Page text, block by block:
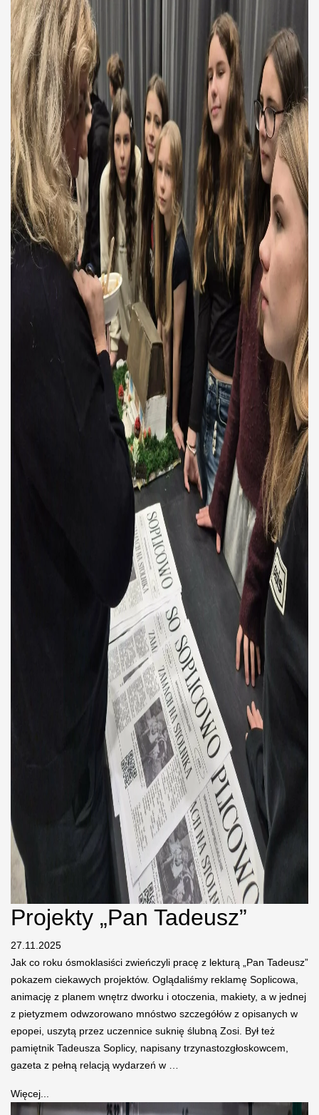
Projekty „Pan Tadeusz”
27.11.2025
Jak co roku ósmoklasiści zwieńczyli pracę z lekturą „Pan Tadeusz”
pokazem ciekawych projektów. Oglądaliśmy reklamę Soplicowa,
animację z planem wnętrz dworku i otoczenia, makiety, a w jednej
z pietyzmem odwzorowano mnóstwo szczegółów z opisanych w
epopei, uszytą przez uczennice suknię ślubną Zosi. Był też
pamiętnik Tadeusza Soplicy, napisany trzynastozgłoskowcem,
gazeta z pełną relacją wydarzeń w …
Więcej...